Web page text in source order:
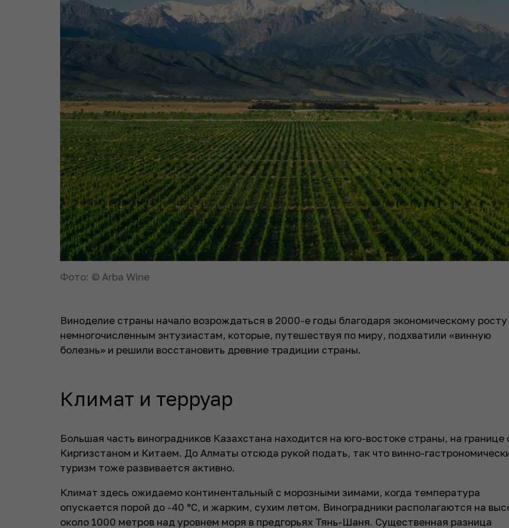
Фото: © Arba Wine
Виноделие страны начало возрождаться в 2000-е годы благодаря экономическому росту
немногочисленным энтузиастам, которые, путешествуя по миру, подхватили «винную
болезнь» и решили восстановить древние традиции страны.
Климат и терруар
Большая часть виноградников Казахстана находится на юго-востоке страны, на границе
Киргизстаном и Китаем. До Алматы отсюда рукой подать, так что винно-
туризм тоже развивается активно.
Климат здесь ожидаемо континентальный с морозными зимами, когда температура
опускается порой до -40 °C, и жарким, сухим летом. Виноградники располагаются на
около 1000 метров над уровнем моря в предгорьях Тянь-Шаня. Существенная разница